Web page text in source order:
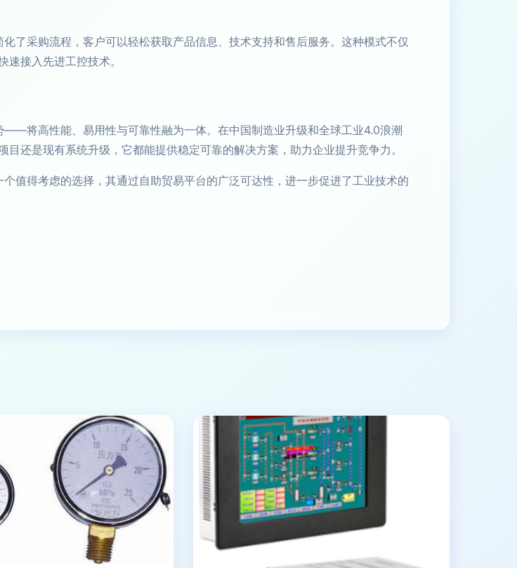
了采购流程，客户可以轻松获取产品信息、技术支持和售后服务。这种模式不仅
接入先进工控技术。
将高性能、易用性与可靠性融为一体。在中国制造业升级和全球工业4.0浪潮
还是现有系统升级，它都能提供稳定可靠的解决方案，助力企业提升竞争力。
值得考虑的选择，其通过自助贸易平台的广泛可达性，进一步促进了工业技术的